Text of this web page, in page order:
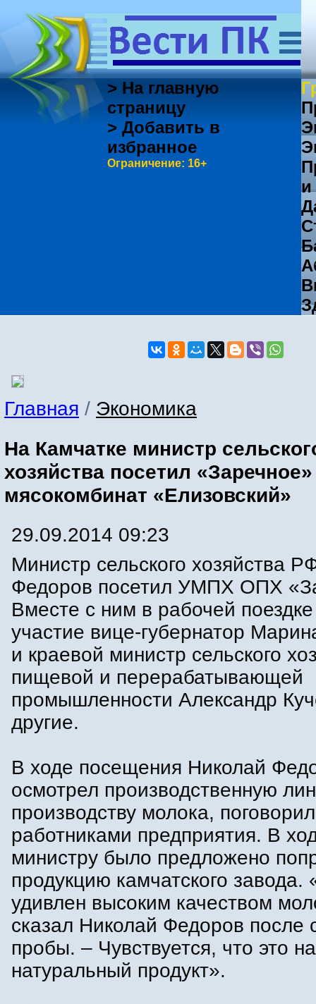
> На главную
страницу
> Добавить в
избранное
Ограничение: 16+
Главная / Экономика
На Камчатке министр
хозяйства посетил
мясокомбинат «Елизовский»
29.09.2014 09:23
Министр сельского хозяйства
Федоров посетил УМПХ ОПХ
Вместе с ним в рабочей
участие вице-губернатор
и краевой министр сельского
пищевой и перерабатывающей
промышленности Александр
другие.
В ходе посещения Николай
осмотрел производственную
производству молока,
работниками предприятия. В
министру было предложено
продукцию камчатского завода.
удивлен высоким качеством
сказал Николай Федоров после
пробы. – Чувствуется, что это
натуральный продукт».